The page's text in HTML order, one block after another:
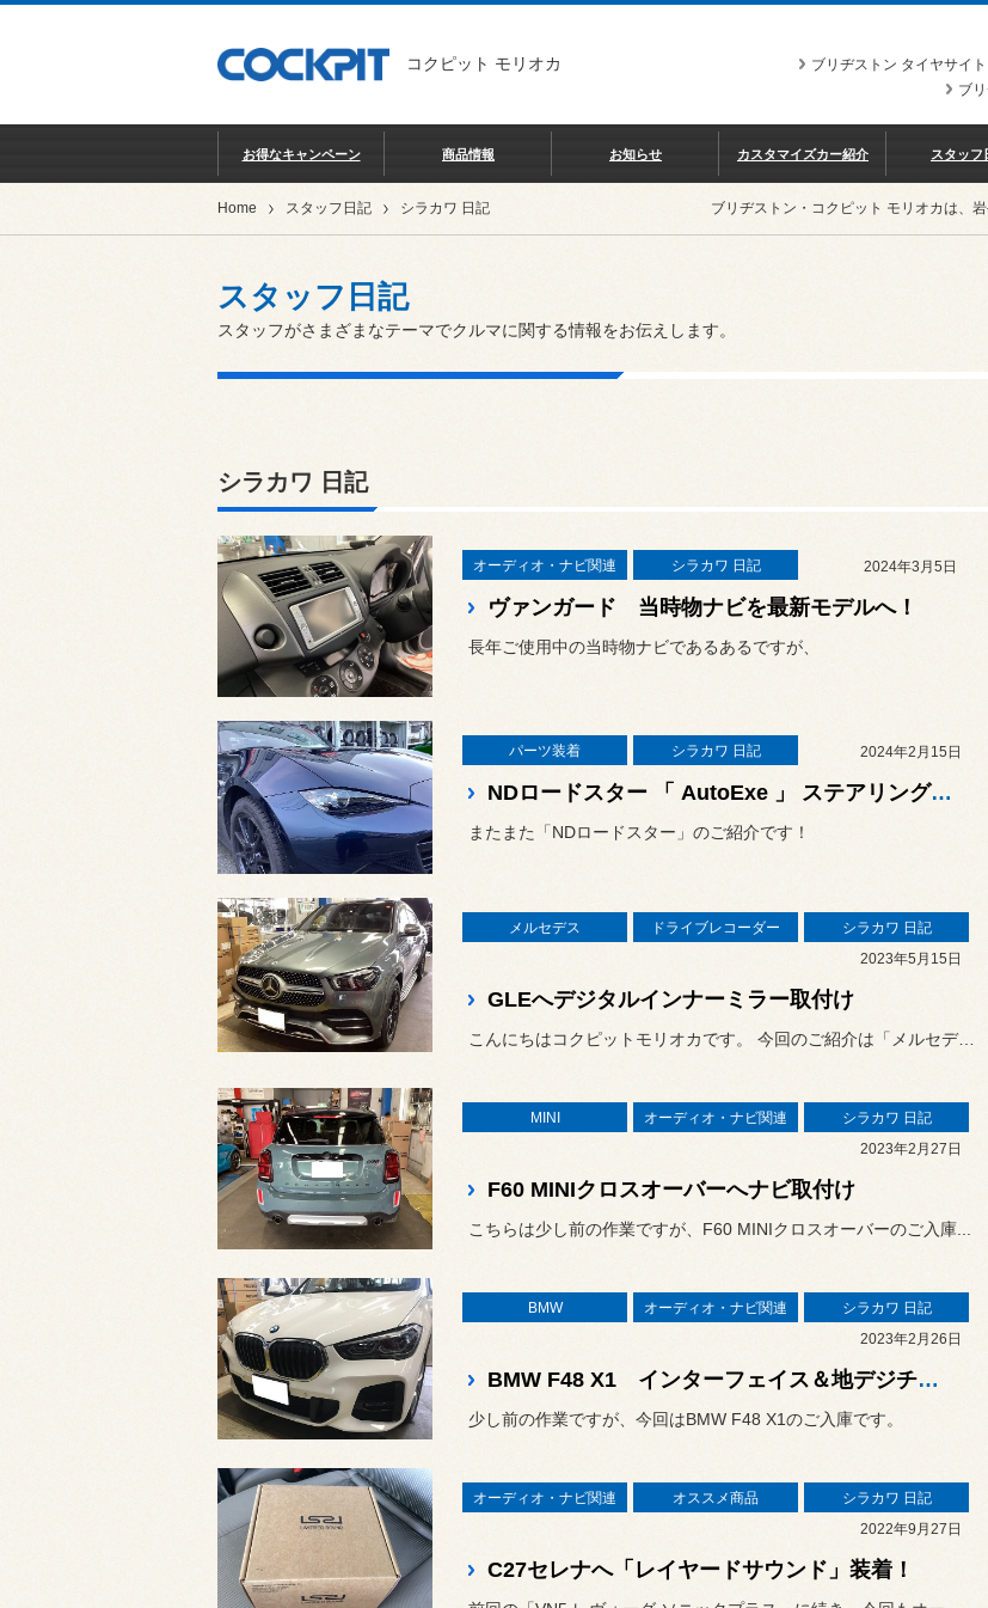
コクピット モリオカ
ブリヂストン タイヤサイト
ブ
お得なキャンペーン 商品情報 お知らせ カスタマイズカー紹介 スタッフ
Home スタッフ日記 シラカワ 日記 ブリヂストン・コクピット モリオカは、
スタッフ日記
スタッフがさまざまなテーマでクルマに関する情報をお伝えします。
シラカワ 日記
オーディオ・ナビ関連 シラカワ 日記 2024年3月5日
ヴァンガード 当時物ナビを最新モデルへ！
長年ご使用中の当時物ナビであるあるですが、
パーツ装着 シラカワ 日記 2024年2月15日
NDロードスター 「 AutoExe 」 ステアリング交換」！
またまた「NDロードスター」のご紹介です！
メルセデス ドライブレコーダー
シラカワ 日記
2023年5月15日
GLEへデジタルインナーミラー取付け
こんにちはコクピットモリオカです。 今回のご紹介は「メルセデス･ベン...
MINI オーディオ・ナビ関連
シラカワ 日記
2023年2月27日
F60 MINIクロスオーバーへナビ取付け
こちらは少し前の作業ですが、F60 MINIクロスオーバーのご入庫...
BMW オーディオ・ナビ関連
シラカワ 日記
2023年2月26日
BMW F48 X1 インターフェイス＆地デジチューナー取付け
少し前の作業ですが、今回はBMW F48 X1のご入庫です。
オーディオ・ナビ関連 オススメ商品
シラカワ 日記
2022年9月27日
C27セレナへ「レイヤードサウンド」装着！